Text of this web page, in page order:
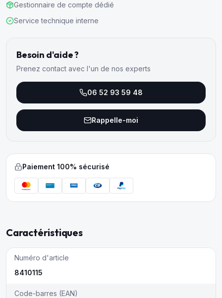
Gestionnaire de compte dédié
Service technique interne
Besoin d'aide ?
Prenez contact avec l'un de nos experts
06 52 93 59 48
Rappelle-moi
Paiement 100% sécurisé
Caractéristiques
Numéro d'article
8410115
Code-barres (EAN)